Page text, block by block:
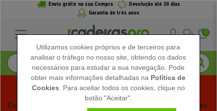
Envio grátis na sua Compra
Devolução até 30 dias
Garantia de três anos
0
Começam os Saldos de Verão em Cadeiraspro! Descontos
Utilizamos cookies próprios e de terceiros para
analisar o tráfego no nosso site, obtendo os dados
necessários para estudar a sua navegação. Pode
obter mais informações detalhadas na Política de
Cookies . Para aceitar todos os cookies, clique no
botão "Aceitar".